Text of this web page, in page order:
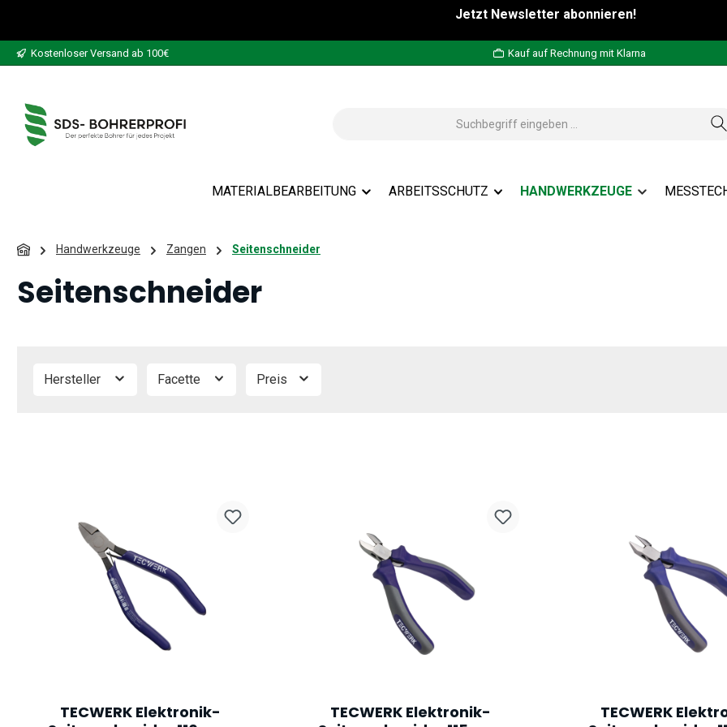
Jetzt Newsletter abonnieren!
Kostenloser Versand ab 100€ Kauf auf Rechnung mit Klarna
MATERIALBEARBEITUNG ARBEITSSCHUTZ HANDWERKZEUGE
Handwerkzeuge Zangen Seitenschneider
Seitenschneider
Hersteller Facette Preis
TECWERK Elektronik-
TECWERK Elektronik-
TECWERK